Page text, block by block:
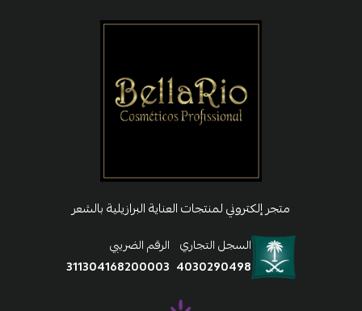
متجر إلكتروني لمنتجات العناية البرازيلية بالشعر
السجل التجاري
4030290498
الرقم الضريبي
311304168200003